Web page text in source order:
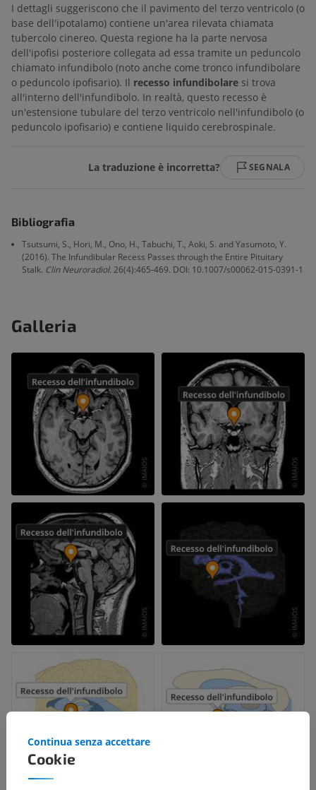
I dettagli suggeriscono che il pavimento del terzo ventricolo (o
base dell'ipotalamo) contiene un'area rilevata chiamata
tubercolo cinereo. Questa regione ha la parte nervosa
dell'ipofisi posteriore collegata ad essa tramite un peduncolo
chiamato infundibolo (noto anche come tronco infundibolare
o peduncolo ipofisario). Il recesso infundibolare si trova
all'interno dell'infundibolo. In realtà, questo recesso è
un'estensione tubulare del terzo ventricolo nell'infundibolo (o
peduncolo ipofisario) e contiene liquido cerebrospinale.
La traduzione è incorretta? SEGNALA
Bibliografia
Tsutsumi, S., Hori, M., Ono, H., Tabuchi, T., Aoki, S. and Yasumoto, Y.
(2016). The Infundibular Recess Passes through the Entire Pituitary
Stalk. Clin Neuroradiol.26(4):465-469. DOI: 10.1007/s00062-015-0391-1
Galleria
Cookie
Continua senza accettare